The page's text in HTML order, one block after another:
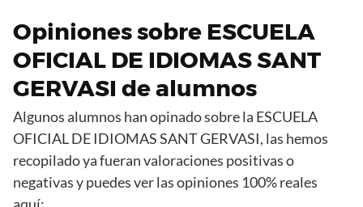
Opiniones sobre ESCUELA
OFICIAL DE IDIOMAS SANT
GERVASI de alumnos
Algunos alumnos han opinado sobre la ESCUELA
OFICIAL DE IDIOMAS SANT GERVASI, las hemos
recopilado ya fueran valoraciones positivas o
negativas y puedes ver las opiniones 100% reales